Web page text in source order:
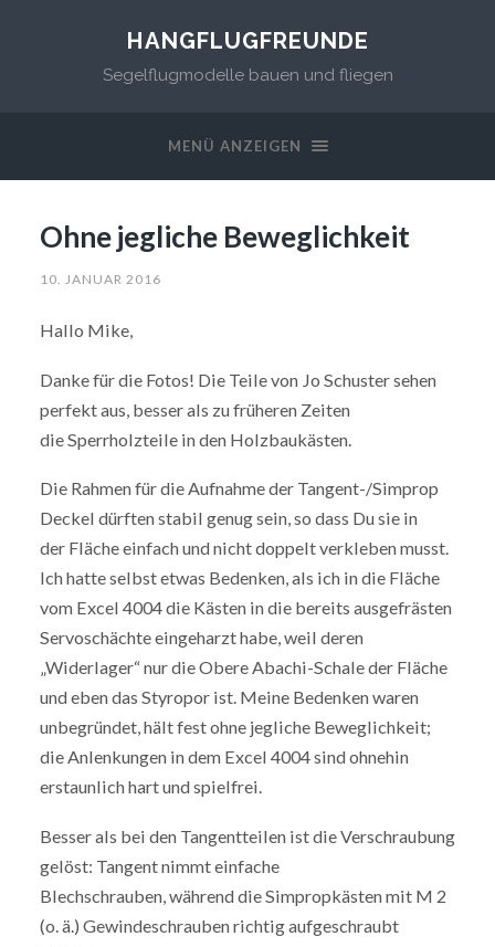
HANGFLUGFREUNDE
Segelflugmodelle bauen und fliegen
MENÜ ANZEIGEN
Ohne jegliche Beweglichkeit
10. JANUAR 2016
Hallo Mike,
Danke für die Fotos! Die Teile von Jo Schuster sehen
perfekt aus, besser als zu früheren Zeiten
die Sperrholzteile in den Holzbaukästen.
Die Rahmen für die Aufnahme der Tangent-/Simprop
Deckel dürften stabil genug sein, so dass Du sie in
der Fläche einfach und nicht doppelt verkleben musst.
Ich hatte selbst etwas Bedenken, als ich in die Fläche
vom Excel 4004 die Kästen in die bereits ausgefrästen
Servoschächte eingeharzt habe, weil deren
„Widerlager“ nur die Obere Abachi-Schale der Fläche
und eben das Styropor ist. Meine Bedenken waren
unbegründet, hält fest ohne jegliche Beweglichkeit;
die Anlenkungen in dem Excel 4004 sind ohnehin
erstaunlich hart und spielfrei.
Besser als bei den Tangentteilen ist die Verschraubung
gelöst: Tangent nimmt einfache
Blechschrauben, während die Simpropkästen mit M 2
(o. ä.) Gewindeschrauben richtig aufgeschraubt